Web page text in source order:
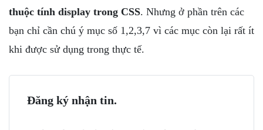
thuộc tính display trong CSS. Nhưng ở phần trên các
bạn chỉ cần chú ý mục số 1,2,3,7 vì các mục còn lại rất ít
khi được sử dụng trong thực tế.
Đăng ký nhận tin.